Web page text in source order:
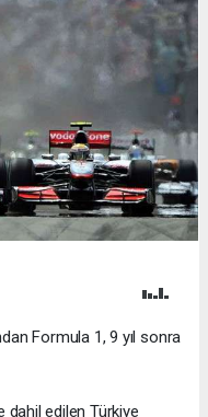
Formula 1, 9 yıl sonra
dahil edilen Türkiye